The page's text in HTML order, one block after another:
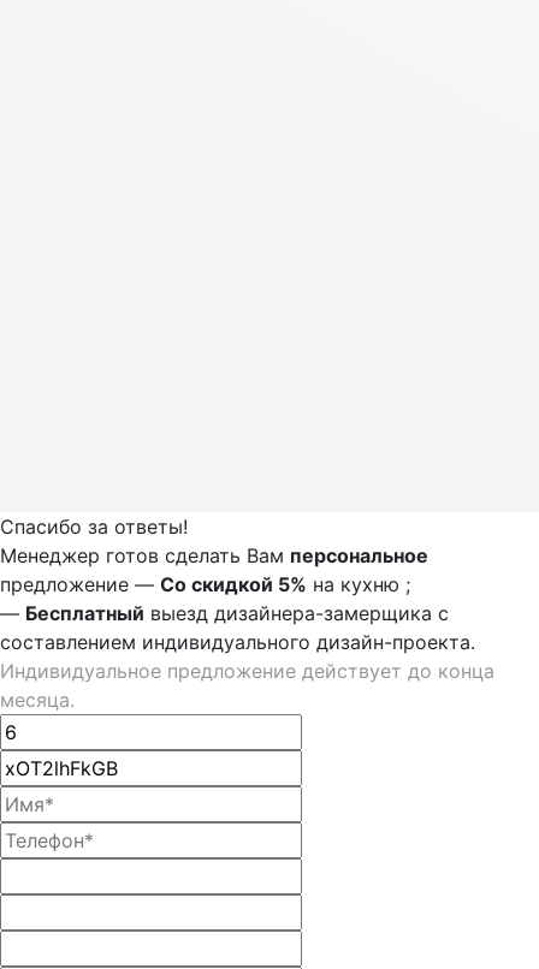
Спасибо за ответы!
Менеджер готов сделать Вам персональное
предложение — Со скидкой 5% на кухню ;
— Бесплатный выезд дизайнера-замерщика с
составлением индивидуального дизайн-проекта.
Индивидуальное предложение действует до конца
месяца.